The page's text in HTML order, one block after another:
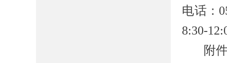
电话：
8:30-
附